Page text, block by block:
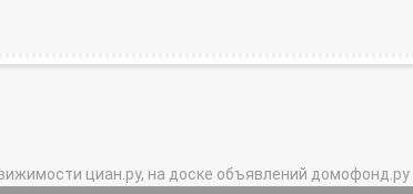
циан.ру, на доске объявлений домофонд.ру